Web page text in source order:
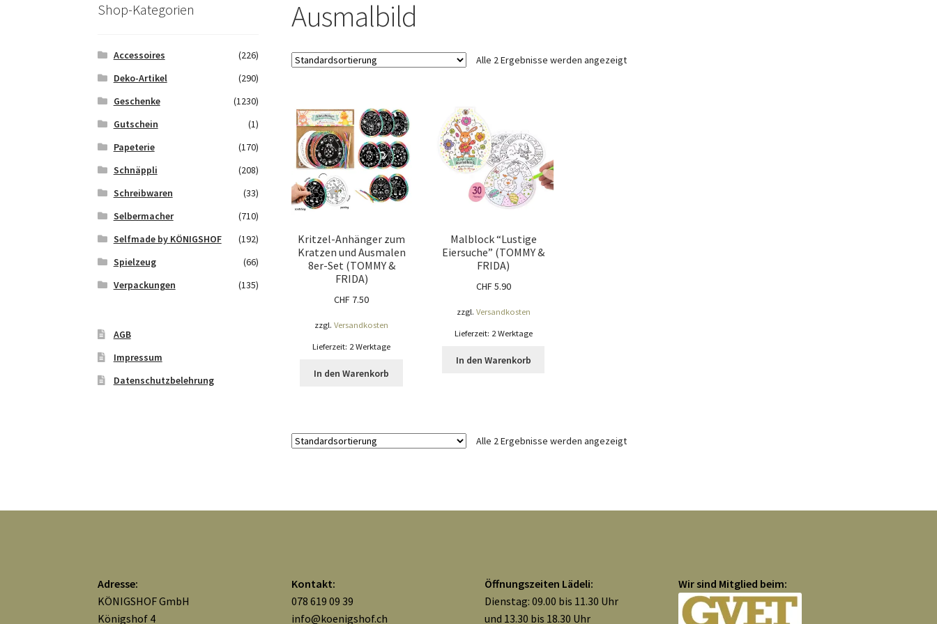
Ausmalbild
Alle 2 Ergebnisse werden angezeigt
Kritzel-Anhänger zum
Kratzen und Ausmalen
8er-Set (TOMMY &
FRIDA)
CHF 7.50
zzgl.Versandkosten
Lieferzeit: 2 Werktage
In den Warenkorb
Malblock “Lustige
Eiersuche” (TOMMY &
FRIDA)
CHF5.90
zzgl. Versandkosten
Lieferzeit: 2 Werktage
In den Warenkorb
Alle 2 Ergebnisse werden angezeigt
Shop-Kategorien
Accessoires
(226)
Deko-Artikel
(290)
Geschenke
(1230)
Gutschein
(1)
Papeterie
(170)
Schnäppli
(208)
Schreibwaren
(33)
Selbermacher
(710)
Selfmade by KÖNIGSHOF
(192)
Spielzeug
(66)
Verpackungen
(135)
AGB
Impressum
Datenschutzbelehrung
Adresse:
KÖNIGSHOF GmbH
Königshof 4
Kontakt:
078 619 09 39
info@koenigshof.ch
Öffnungszeiten Lädeli:
Dienstag: 09.00 bis 11.30 Uhr
und 13.30 bis 18.30 Uhr
Wir sind Mitglied beim: